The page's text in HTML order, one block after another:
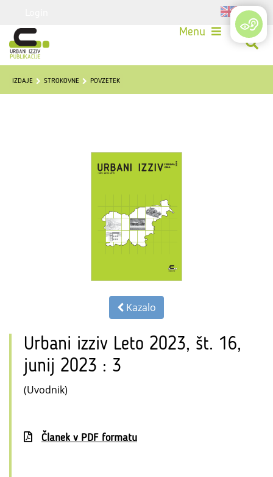
Menu
IZDAJE STROKOVNE POVZETEK
Kazalo
Urbani izziv Leto 2023, št. 16,
junij 2023 : 3
(Uvodnik)
Članek v PDF formatu